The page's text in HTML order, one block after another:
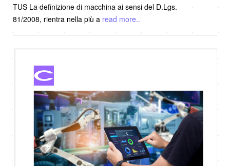
TUS La definizione di macchina ai sensi del D.Lgs.
81/2008, rientra nella più a read more..